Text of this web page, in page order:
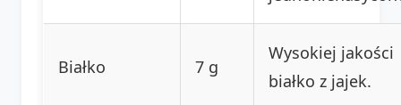
Białko 7 g
Wysokiej jakości
białko z jajek.